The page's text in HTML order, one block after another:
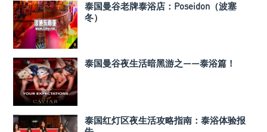
泰国曼谷老牌泰浴店：Poseidon（波塞
冬）
泰国曼谷夜生活暗黑游之——泰浴篇！
泰国红灯区夜生活攻略指南：泰浴体验报